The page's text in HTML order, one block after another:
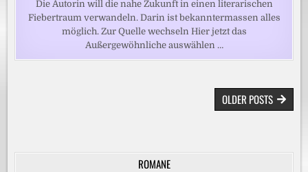
Die Autorin will die nahe Zukunft in einen literarischen
Fiebertraum verwandeln. Darin ist bekanntermassen alles
möglich. Zur Quelle wechseln Hier jetzt das
Außergewöhnliche auswählen …
BEITRAGSNAVIGATIONOLDER POSTS
ROMANE